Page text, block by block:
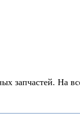
запчастей. На